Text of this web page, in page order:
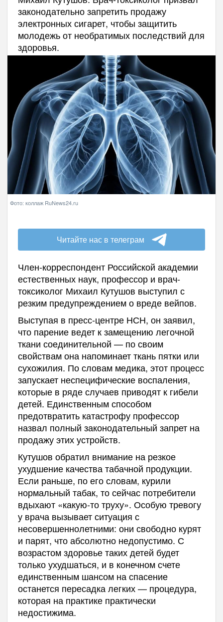
законодательно запретить продажу
электронных сигарет, чтобы защитить
молодежь от необратимых последствий для
здоровья.
Фото: коллаж RuNews24.ru
Читайте нас в телеграм
Член-корреспондент Российской академии
естественных наук, профессор и врач-
токсиколог Михаил Кутушов выступил с
резким предупреждением о вреде вейпов.
Выступая в пресс-центре НСН, он заявил,
что парение ведет к замещению легочной
ткани соединительной — по своим
свойствам она напоминает ткань пятки или
сухожилия. По словам медика, этот процесс
запускает неспецифические воспаления,
которые в ряде случаев приводят к гибели
детей. Единственным способом
предотвратить катастрофу профессор
назвал полный законодательный запрет на
продажу этих устройств.
Кутушов обратил внимание на резкое
ухудшение качества табачной продукции.
Если раньше, по его словам, курили
нормальный табак, то сейчас потребители
вдыхают «какую-то труху». Особую тревогу
у врача вызывает ситуация с
несовершеннолетними: они свободно курят
и парят, что абсолютно недопустимо. С
возрастом здоровье таких детей будет
только ухудшаться, и в конечном счете
единственным шансом на спасение
останется пересадка легких — процедура,
которая на практике практически
недостижима.